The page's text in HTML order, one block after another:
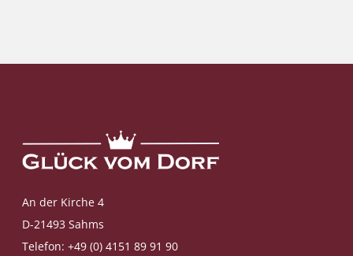
An der Kirche 4
D-21493 Sahms
Telefon: +49 (0) 4151 89 91 90